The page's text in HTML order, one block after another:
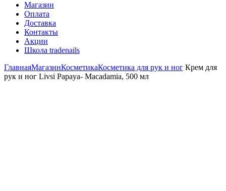
Магазин
Оплата
Доставка
Контакты
Акции
Школа tradenails
ГлавнаяМагазинКосметикаКосметика для рук и ног Крем для
рук и ног Livsi Papaya- Macadamia, 500 мл